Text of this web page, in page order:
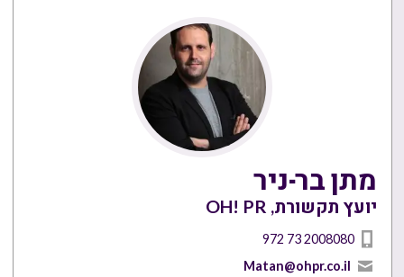
מתן בר-ניר
יועץ תקשורת, OH! PR
972 73 2008080
Matan@ohpr.co.il